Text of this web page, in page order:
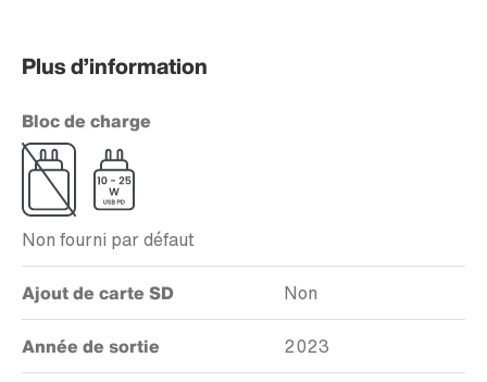
Plus d’information
Bloc de charge
Non fourni par défaut
Ajout de carte SD Non
Année de sortie 2023